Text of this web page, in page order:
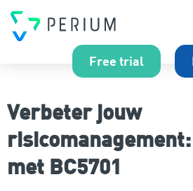
Free trial
Verbeter jouw
met BC5701